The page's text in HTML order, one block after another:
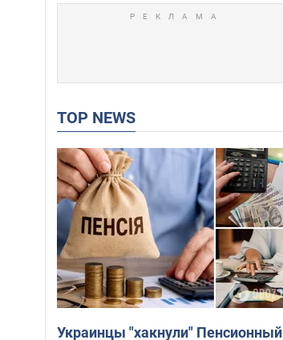
TOP NEWS
Украинцы "хакнули" Пенсионный